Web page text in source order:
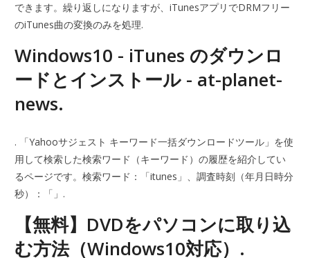
できます。繰り返しになりますが、iTunesアプリでDRMフリー
のiTunes曲の変換のみを処理.
Windows10 - iTunes のダウンロ
ードとインストール - at-planet-
news.
. 「Yahooサジェスト キーワード一括ダウンロードツール」を使
用して検索した検索ワード（キーワード）の履歴を紹介してい
るページです。検索ワード：「itunes」、調査時刻（年月日時分
秒）：「」.
【無料】DVDをパソコンに取り込
む方法（Windows10対応）.